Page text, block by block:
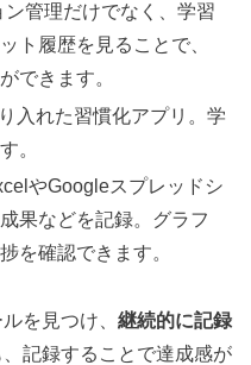
ン管理だけでなく、学習
ト履歴を見ることで、
できます。
入れた習慣化アプリ。学
。
やGoogleスプレッドシ
果などを記録。グラフ
を確認できます。
を見つけ、 継続的に記録
記録することで達成感が